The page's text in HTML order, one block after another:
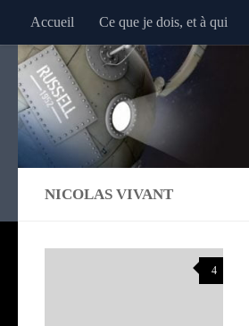
Au dessous du contenu
Accueil Ce que je dois, et à qui
NICOLAS VIVANT
4